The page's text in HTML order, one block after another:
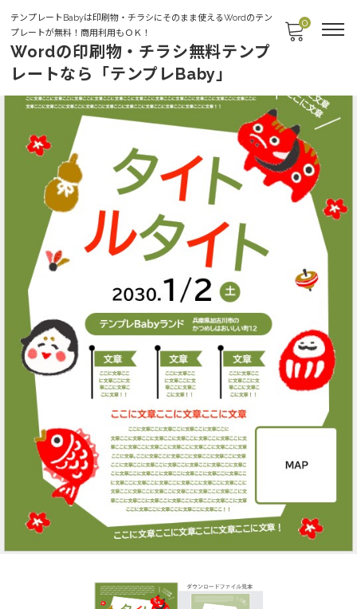
テンプレートBabyは印刷物・チラシにそのまま使えるWordのテン
プレートが無料！商用利用もＯＫ！
Wordの印刷物・チラシ無料テンプ
レートなら「テンプレBaby」
0